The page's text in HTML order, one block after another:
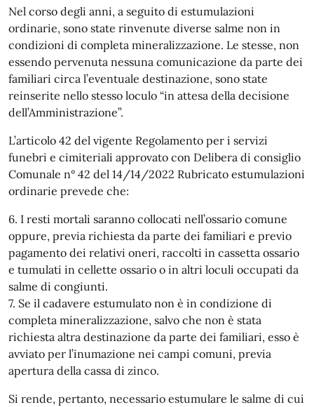
Nel corso degli anni, a seguito di estumulazioni
ordinarie, sono state rinvenute diverse salme non in
condizioni di completa mineralizzazione. Le stesse, non
essendo pervenuta nessuna comunicazione da parte dei
familiari circa l’eventuale destinazione, sono state
reinserite nello stesso loculo “in attesa della decisione
dell’Amministrazione”.
L’articolo 42 del vigente Regolamento per i servizi
funebri e cimiteriali approvato con Delibera di consiglio
Comunale n° 42 del 14/14/2022 Rubricato estumulazioni
ordinarie prevede che:
6. I resti mortali saranno collocati nell’ossario comune
oppure, previa richiesta da parte dei familiari e previo
pagamento dei relativi oneri, raccolti in cassetta ossario
e tumulati in cellette ossario o in altri loculi occupati da
salme di congiunti.
7. Se il cadavere estumulato non è in condizione di
completa mineralizzazione, salvo che non è stata
richiesta altra destinazione da parte dei familiari, esso è
avviato per l’inumazione nei campi comuni, previa
apertura della cassa di zinco.
Si rende, pertanto, necessario estumulare le salme di cui